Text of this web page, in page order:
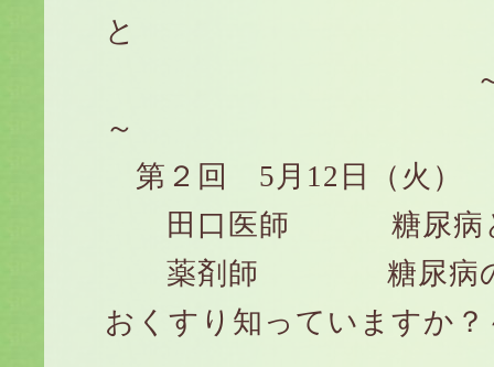
と
～運動療
～
第２回 5月12日（火）
田口医師 糖尿病と
薬剤師 糖尿病のお
おくすり知っていますか？